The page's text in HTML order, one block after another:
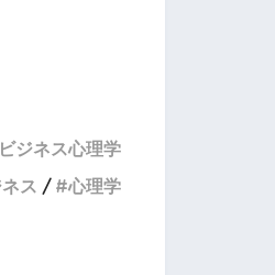
ビジネス心理学
ス 心理学